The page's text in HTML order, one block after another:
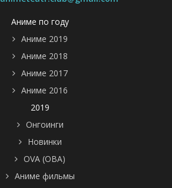
Аниме по году
Аниме 2019
Аниме 2018
Аниме 2017
Аниме 2016
2019
Онгоинги
Новинки
OVA (ОВА)
Аниме фильмы